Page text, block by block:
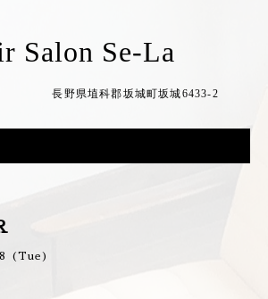
Salon Se-La
科郡坂城町坂城6433-2
(Tue)